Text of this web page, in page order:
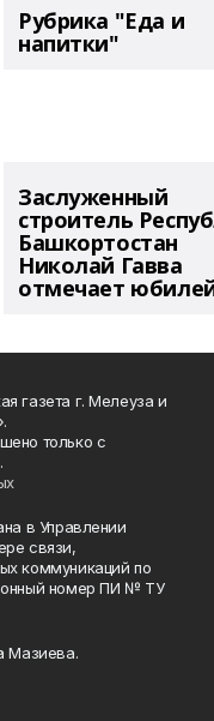
Рубрика "Еда и
напитки"
Заслуженный
строитель
Башкортостан
Николай Гавва
отмечает
газета г. Мелеуза и
только с
в Управлении
связи,
коммуникаций по
номер ПИ № ТУ
Мазиева.